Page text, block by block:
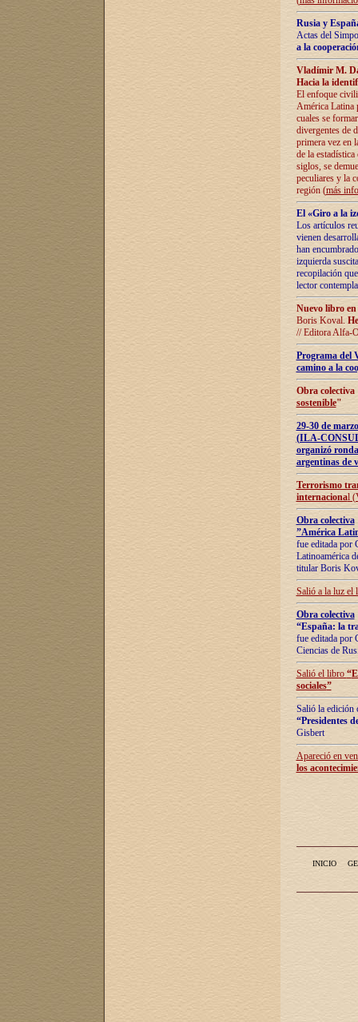
Rusia y
Actas del
a la
Vladímir M.
Hacia la
El enfoque
América Latina
cuales se
divergentes de
primera vez en
de la
siglos, se
peculiares y la
región (más
El «Giro a la
Los artículos
vienen
han
izquierda
recopilación
lector
Nuevo libro
Boris Koval.
// Editora Alfa-
Programa del
camino a la
Obra
sostenible"
29-30 de
(ILA-
organizó
argentinas de
Terrorismo
internacional
Obra colectiva
”América
fue editada por
Latinoamérica
titular Boris
Salió a la luz el
Obra colectiva
“España: la
fue editada por
Ciencias de
Salió el libro “
sociales”
Salió la edición
“Presidentes
Gisbert
Apareció en
los
INICIO